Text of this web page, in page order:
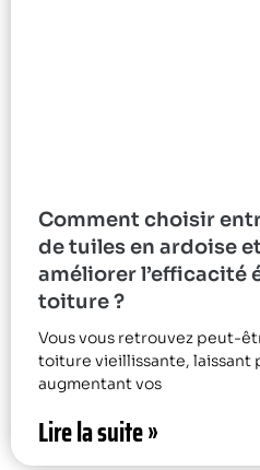
Comment choisir
de tuiles en ardoise
améliorer l’efficacité
toiture ?
Vous vous retrouvez peut-
toiture vieillissante, laissant
augmentant vos
Lire la suite »